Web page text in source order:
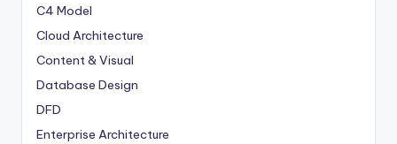
C4 Model
Cloud Architecture
Content & Visual
Database Design
DFD
Enterprise Architecture